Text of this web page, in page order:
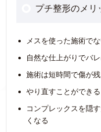
プチ整形のメリ
メスを使った施術で
自然な仕上がりでバ
施術は短時間で傷が
やり直すことができる
コンプレックスを隠
くなる